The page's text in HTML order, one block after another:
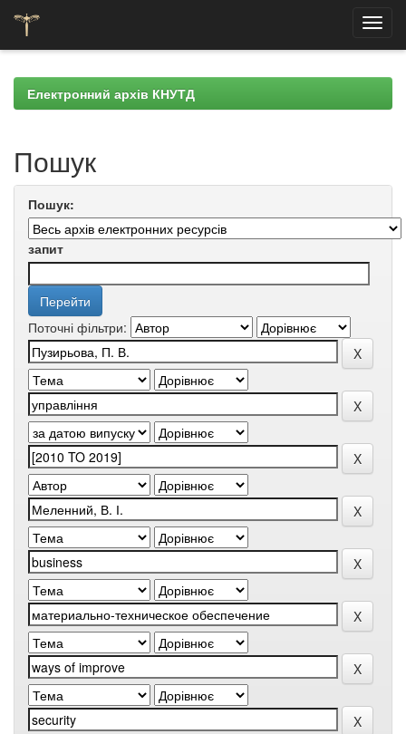
navigationЕлектронний архів КНУТД
Пошук
Пошук:
запит
Поточні фільтри: